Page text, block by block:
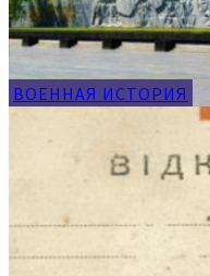
ВОЕННАЯ ИСТОРИЯ